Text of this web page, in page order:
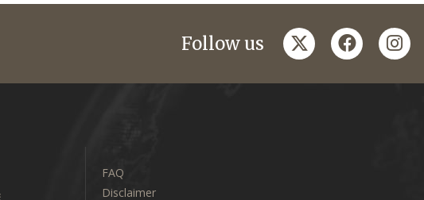
Follow us twitterfacebook
FAQ
Disclaimer